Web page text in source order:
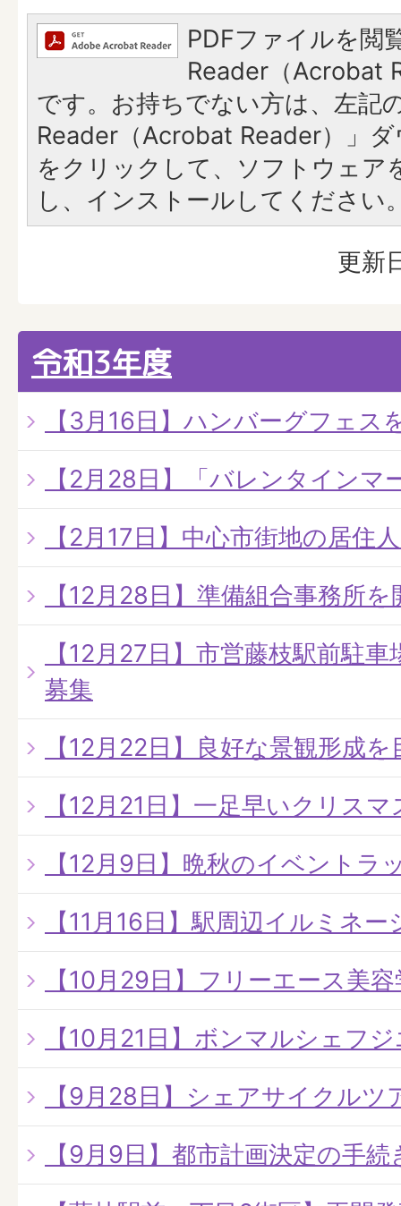
PDFファイルを閲
Reader（Acrobat
です。お持ちでない方は、左記
Reader（Acrobat Reader）」
をクリックして、ソフトウェア
し、インストールしてください
更新
令和3年度
【3月16日】ハンバーグフェス
【2月28日】「バレンタインマ
【2月17日】中心市街地の居住
【12月28日】準備組合事務所を
【12月27日】市営藤枝駅前駐
募集
【12月22日】良好な景観形成
【12月21日】一足早いクリス
【12月9日】晩秋のイベントラ
【11月16日】駅周辺イルミネ
【10月29日】フリーエース美
【10月21日】ボンマルシェフ
【9月28日】シェアサイクルツ
【9月9日】都市計画決定の手